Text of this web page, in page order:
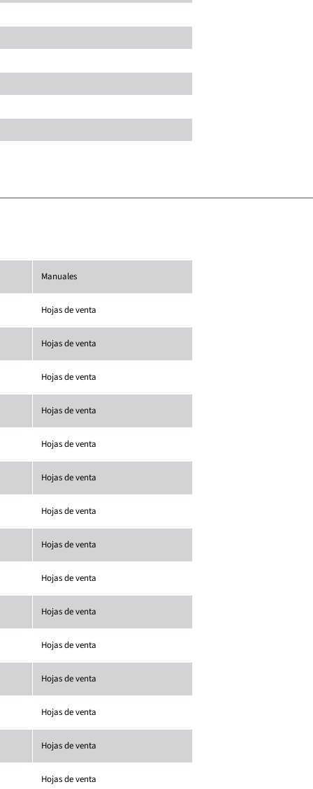
Manuales
Hojas de venta
Hojas de venta
Hojas de venta
Hojas de venta
Hojas de venta
Hojas de venta
Hojas de venta
Hojas de venta
Hojas de venta
Hojas de venta
Hojas de venta
Hojas de venta
Hojas de venta
Hojas de venta
Hojas de venta